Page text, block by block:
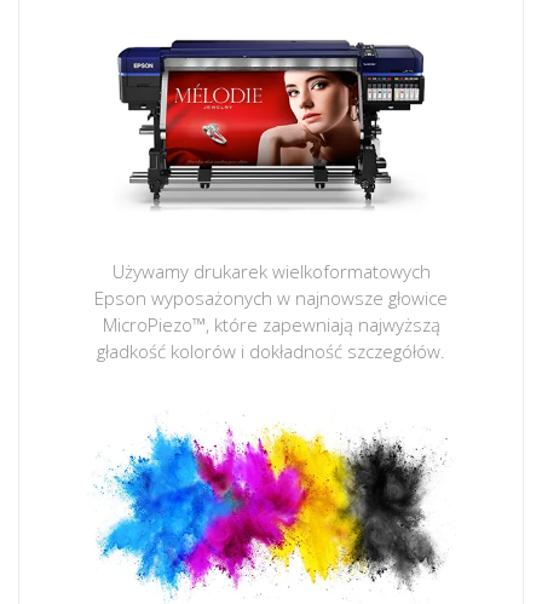
Używamy drukarek wielkoformatowych
Epson wyposażonych w najnowsze głowice
MicroPiezo™, które zapewniają najwyższą
gładkość kolorów i dokładność szczegółów.